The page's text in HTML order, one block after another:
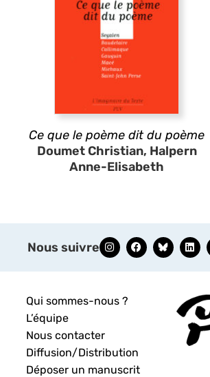
Ce que le poème dit du poème
Doumet Christian, Halpern
Anne-Elisabeth
Nous suivre
Qui sommes-nous ?
L’équipe
Nous contacter
Diffusion/Distribution
Déposer un manuscrit